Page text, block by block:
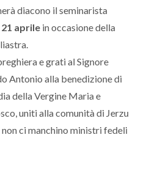
diacono il seminarista
aprile in occasione della
e grati al Signore
Antonio alla benedizione di
della Vergine Maria e
uniti alla comunità di Jerzu
ci manchino ministri fedeli